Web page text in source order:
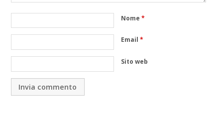
Nome *
Email *
Sito web